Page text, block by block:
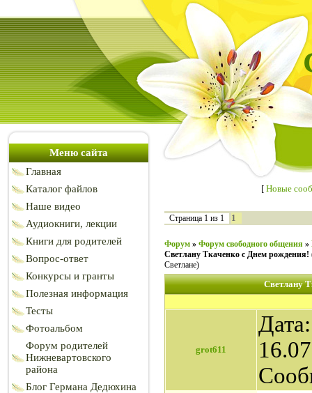
Меню сайта
Главная
Каталог файлов
Наше видео
Аудиокниги, лекции
Книги для родителей
Вопрос-ответ
Конкурсы и гранты
Полезная информация
Тесты
Фотоальбом
Форум родителей
Нижневартовского
района
Блог Германа Дедюхина
[ Новые
Страница 1 из 1 1
Форум » Форум свободного общения »
Светлану Ткаченко с Днем рождения!
Светлане)
Светлану
grot611